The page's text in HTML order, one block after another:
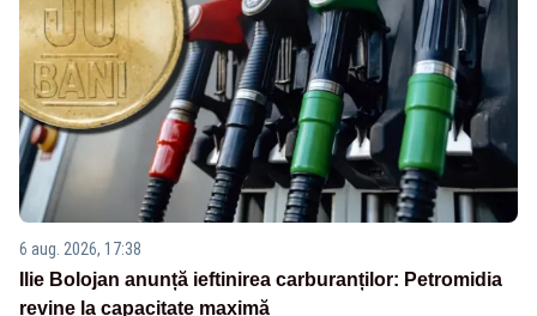
6 aug. 2026, 17:38
Ilie Bolojan anunță ieftinirea carburanților: Petromidia
revine la capacitate maximă